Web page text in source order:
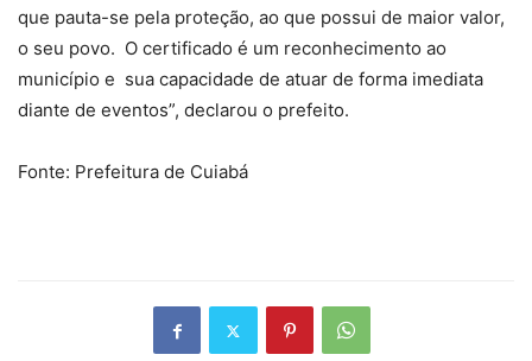
que pauta-se pela proteção, ao que possui de maior valor,
o seu povo. O certificado é um reconhecimento ao
município e sua capacidade de atuar de forma imediata
diante de eventos”, declarou o prefeito.
Fonte: Prefeitura de Cuiabá